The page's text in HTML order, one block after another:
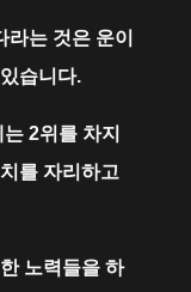
는 것은 운이
습니다.
2위를 차지
를 자리하고
노력들을 하